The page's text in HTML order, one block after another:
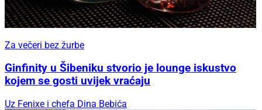
Za večeri bez žurbe
Ginfinity u Šibeniku stvorio je lounge iskustvo
kojem se gosti uvijek vraćaju
Uz Fenixe i chefa Dina Bebića